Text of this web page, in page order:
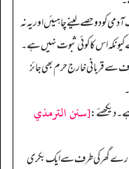
کو دو حصے لینے چاہیئں اور یہ نہ
کیونکہ اس کا کوئی ثبوت نہیں ہے۔
سے قربانی خارج حرم بھی جائز
دیکھئے:[سنن الترمذي
سارے گھر کی طرف سے ایک بکری